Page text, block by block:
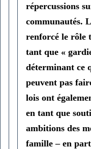
répercussions
communautés.
renforcé le rôle
tant que «
déterminant ce
peuvent pas
lois ont
en tant que
ambitions des
famille – en